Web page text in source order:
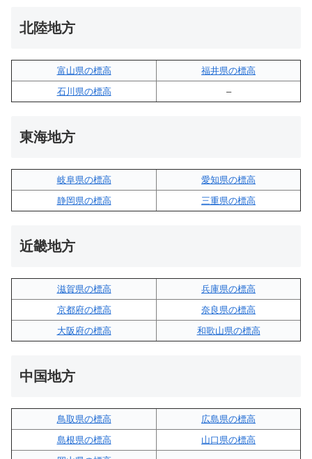
北陸地方
富山県の標高
福井県の標高
石川県の標高
–
東海地方
岐阜県の標高
愛知県の標高
静岡県の標高
三重県の標高
近畿地方
滋賀県の標高
兵庫県の標高
京都府の標高
奈良県の標高
大阪府の標高
和歌山県の標高
中国地方
鳥取県の標高
広島県の標高
島根県の標高
山口県の標高